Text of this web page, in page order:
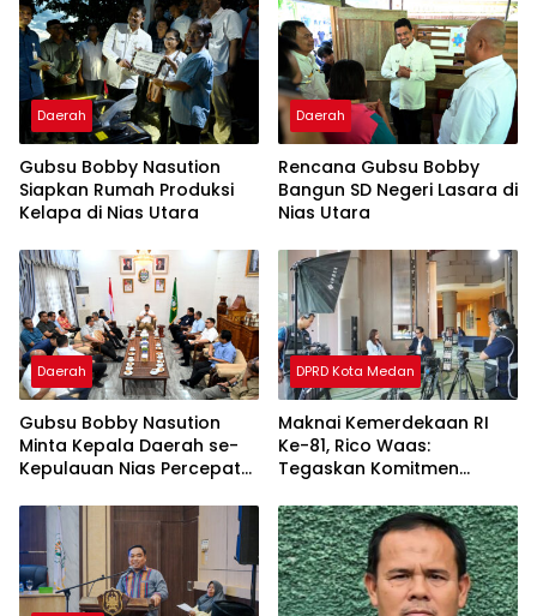
Daerah
Gubsu Bobby Nasution
Siapkan Rumah Produksi
Kelapa di Nias Utara
Daerah
Rencana Gubsu Bobby
Bangun SD Negeri Lasara di
Nias Utara
Daerah
Gubsu Bobby Nasution
Minta Kepala Daerah se-
Kepulauan Nias Percepat
DPRD Kota Medan
Maknai Kemerdekaan RI
Ke-81, Rico Waas:
Tegaskan Komitmen